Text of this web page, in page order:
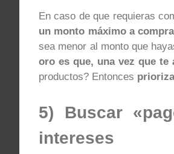
En caso de que requieras
un monto máximo a
sea menor al monto que
oro es que, una vez que te
productos? Entonces
5) Buscar
intereses